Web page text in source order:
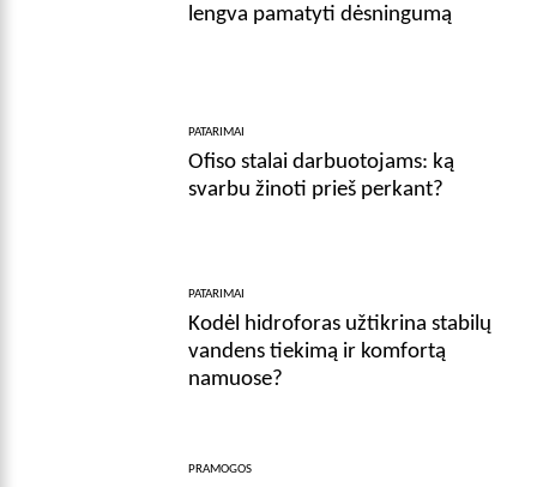
lengva pamatyti dėsningumą
PATARIMAI
Ofiso stalai darbuotojams: ką
svarbu žinoti prieš perkant?
PATARIMAI
Kodėl hidroforas užtikrina stabilų
vandens tiekimą ir komfortą
namuose?
PRAMOGOS